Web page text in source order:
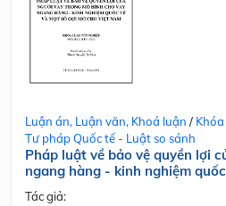
Luận án, Luận văn, Khoá luận /
Tư pháp Quốc tế - Luật so sánh
Pháp luật về bảo vệ quyền lợi
ngang hàng - kinh nghiệm
Tác giả: